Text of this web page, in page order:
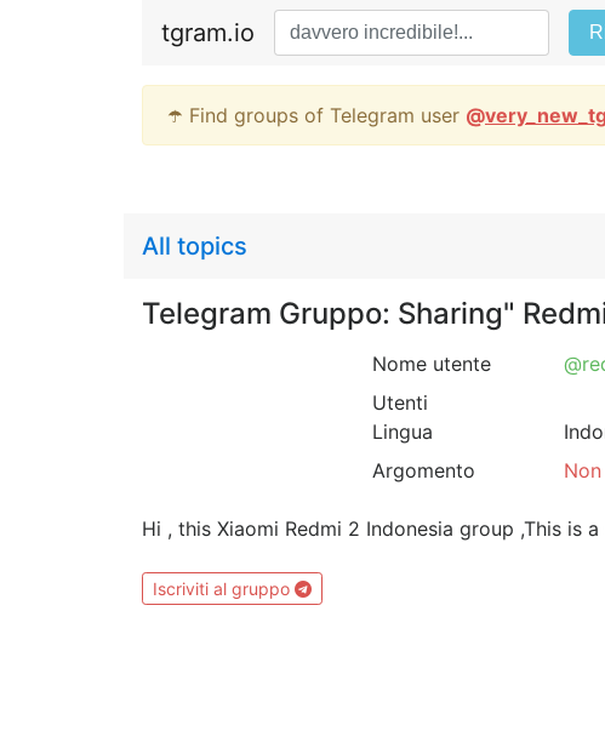
tgram.io
☂️ Find groups of Telegram user @
All topics
Telegram Gruppo: Sharing"
Nome utente
Utenti
Lingua
Argomento
Hi , this Xiaomi Redmi 2 Indonesia group ,This is
Iscriviti al gruppo